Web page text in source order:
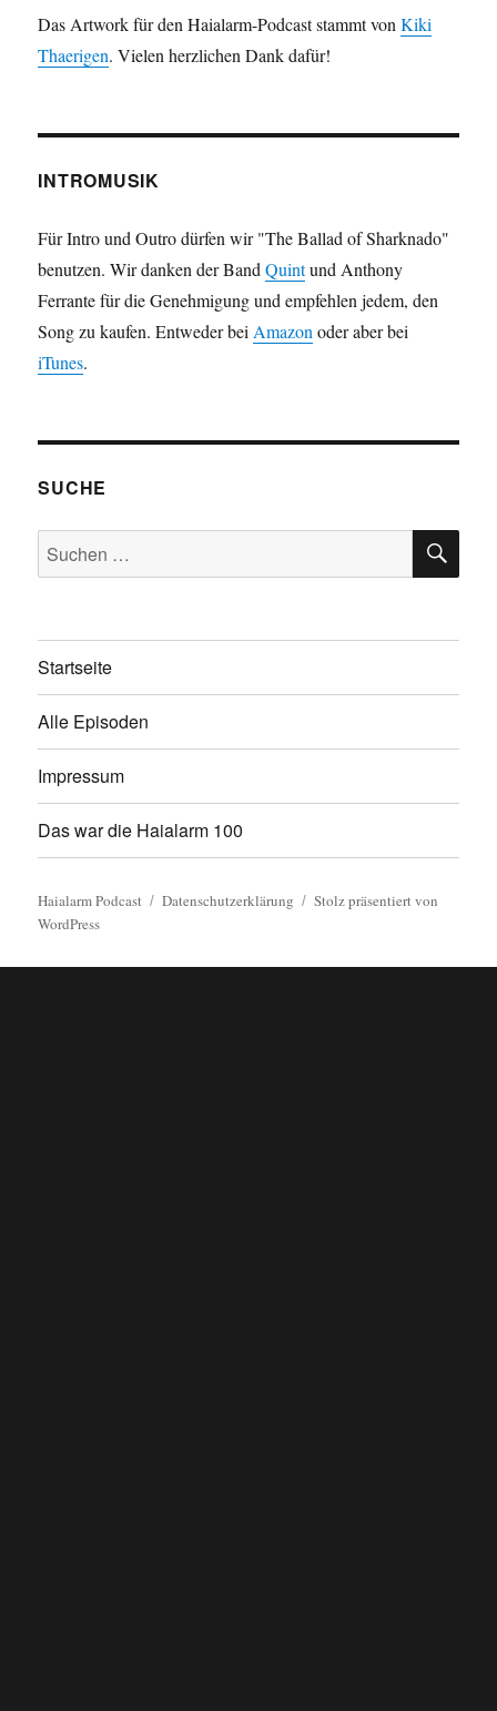
Das Artwork für den Haialarm-Podcast stammt vonKiki
Thaerigen. Vielen herzlichen Dank dafür!
INTROMUSIK
Für Intro und Outro dürfen wir "The Ballad of Sharknado"
benutzen. Wir danken der BandQuintund Anthony
Ferrante für die Genehmigung und empfehlen jedem, den
Song zu kaufen. Entweder bei Amazon oder aber bei
iTunes.
SUCHE
Suchen
nach:
Startseite
Alle Episoden
Impressum
Das war die Haialarm 100
Haialarm Podcast Datenschutzerklärung
Stolz präsentiert von
WordPress